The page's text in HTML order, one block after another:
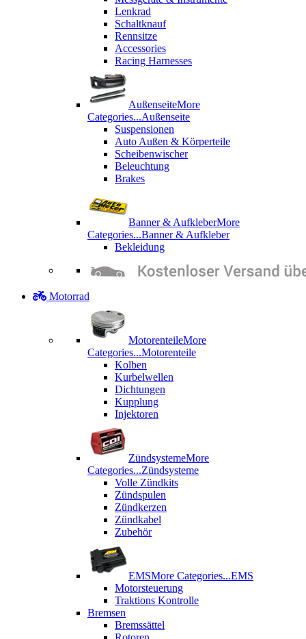
Lenkrad
Schaltknauf
Rennsitze
Accessories
Racing Harnesses
AußenseiteMore
Categories...Außenseite
Suspensionen
Auto Außen & Körperteile
Scheibenwischer
Beleuchtung
Brakes
Banner & AufkleberMore
Categories...Banner & Aufkleber
Bekleidung
Motorrad
MotorenteileMore
Categories...Motorenteile
Kolben
Kurbelwellen
Dichtungen
Kupplung
Injektoren
ZündsystemeMore
Categories...Zündsysteme
Volle Zündkits
Zündspulen
Zündkerzen
Zündkabel
Zubehör
EMSMore Categories...EMS
Motorsteuerung
Traktions Kontrolle
Bremsen
Bremssättel